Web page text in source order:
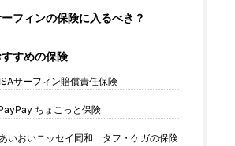
フィンの保険に入るべき？
すめの保険
サーフィン賠償責任保険
ちょこっと保険
いおいニッセイ同和 タフ・ケガの保険